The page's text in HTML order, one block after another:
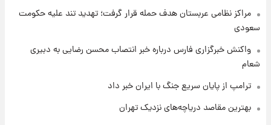
مراکز نظامی عربستان هدف حمله قرار گرفت؛ تهدید تند علیه حکومت
سعودی
واکنش خبرگزاری فارس درباره خبر انتصاب محسن رضایی به دبیری
شعام
ترامپ از پایان سریع جنگ با ایران خبر داد
بهترین مقاصد دریاچه‌های نزدیک تهران